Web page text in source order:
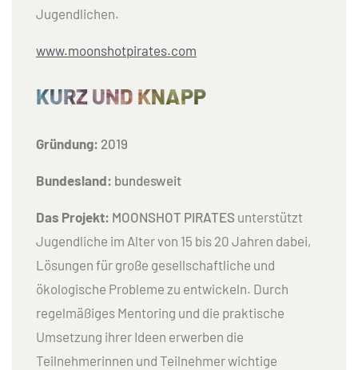
Jugendlichen.
www.moonshotpirates.com
KURZ UND KNAPP
Gründung: 2019
Bundesland: bundesweit
Das Projekt: MOONSHOT PIRATES unterstützt
Jugendliche im Alter von 15 bis 20 Jahren dabei,
Lösungen für große gesellschaftliche und
ökologische Probleme zu entwickeln. Durch
regelmäßiges Mentoring und die praktische
Umsetzung ihrer Ideen erwerben die
Teilnehmerinnen und Teilnehmer wichtige